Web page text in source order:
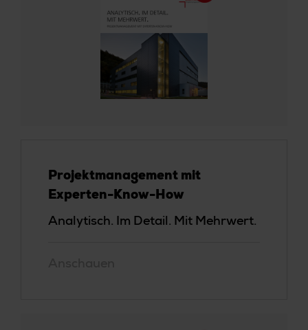
Projektmanagement mit
Experten-Know-How
Analytisch. Im Detail. Mit Mehrwert.